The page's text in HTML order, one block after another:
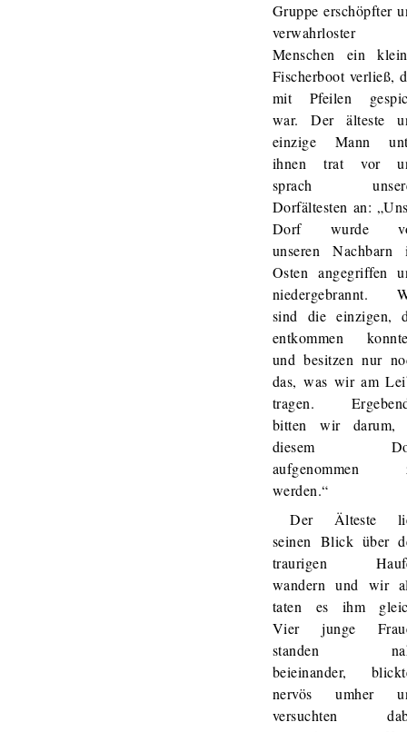
Gruppe erschöpfter
verwahrloster
Menschen ein
Fischerboot verließ,
mit Pfeilen
war. Der älteste
einzige Mann
ihnen trat vor
sprach
Dorfältesten an:
Dorf wurde
unseren Nachbarn
Osten angegriffen
niedergebrannt.
sind die einzigen,
entkommen
und besitzen nur
das, was wir am
tragen.
bitten wir darum,
diesem
aufgenommen
werden.“
Der Älteste
seinen Blick über
traurigen
wandern und wir
taten es ihm
Vier junge
standen
beieinander,
nervös umher
versuchten